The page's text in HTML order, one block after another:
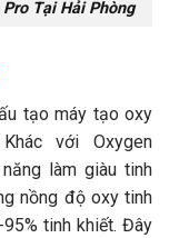
Tại Hải Phòng
tạo máy tạo oxy
với Oxygen
làm giàu tinh
nồng độ oxy tinh
tinh khiết. Đây